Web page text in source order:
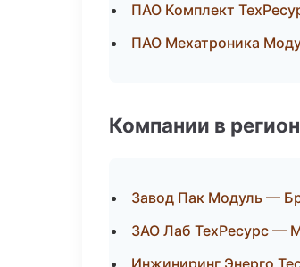
ПАО Комплект
ПАО Мехатроника
Компании в
Завод Пак Модуль —
ЗАО Лаб ТехРесурс —
Инжиниринг Энерго